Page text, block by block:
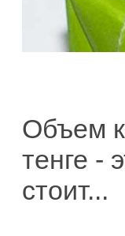
Объем
тенге -
стоит...